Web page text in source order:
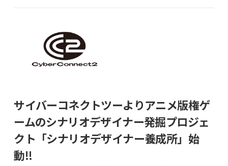
サイバーコネクトツーよりアニメ版権ゲ
ームのシナリオデザイナー発掘プロジェ
クト「シナリオデザイナー養成所」始
動!!